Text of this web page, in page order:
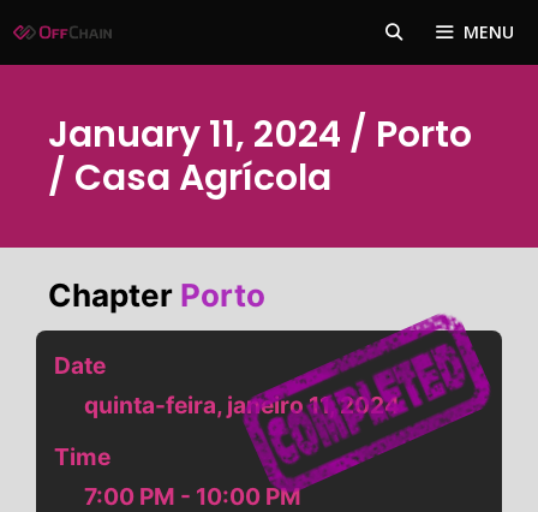
para
MENU
January 11, 2024 / Porto
/ Casa Agrícola
Chapter Porto
Date
quinta-feira, janeiro 11, 2024
Time
7:00 PM - 10:00 PM